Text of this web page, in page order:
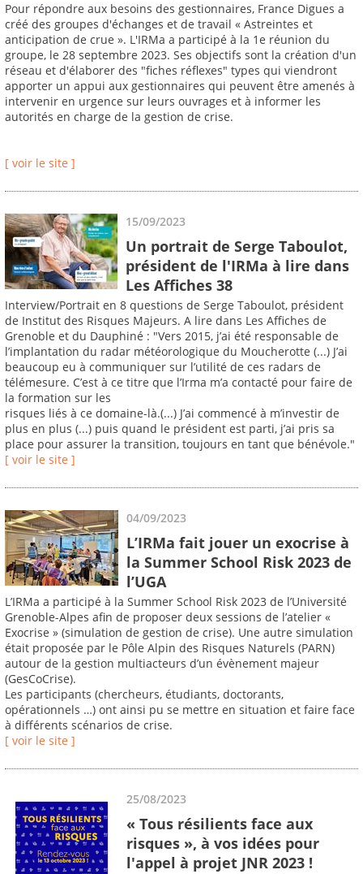
Pour répondre aux besoins des gestionnaires, France Digues a
créé des groupes d'échanges et de travail « Astreintes et
anticipation de crue ». L'IRMa a participé à la 1e réunion du
groupe, le 28 septembre 2023. Ses objectifs sont la création d'un
réseau et d'élaborer des "fiches réflexes" types qui viendront
apporter un appui aux gestionnaires qui peuvent être amenés à
intervenir en urgence sur leurs ouvrages et à informer les
autorités en charge de la gestion de crise.
[ voir le site ]
15/09/2023
Un portrait de Serge Taboulot,
président de l'IRMa à lire dans
Les Affiches 38
Interview/Portrait en 8 questions de Serge Taboulot, président
de Institut des Risques Majeurs. A lire dans Les Affiches de
Grenoble et du Dauphiné : "Vers 2015, j’ai été responsable de
l’implantation du radar météorologique du Moucherotte (...) J’ai
beaucoup eu à communiquer sur l’utilité de ces radars de
télémesure. C’est à ce titre que l’Irma m’a contacté pour faire de
la formation sur les
risques liés à ce domaine-là.(...) J’ai commencé à m’investir de
plus en plus (...) puis quand le président est parti, j’ai pris sa
place pour assurer la transition, toujours en tant que bénévole."
[ voir le site ]
04/09/2023
L’IRMa fait jouer un exocrise à
la Summer School Risk 2023 de
l’UGA
L’IRMa a participé à la Summer School Risk 2023 de l’Université
Grenoble-Alpes afin de proposer deux sessions de l’atelier «
Exocrise » (simulation de gestion de crise). Une autre simulation
était proposée par le Pôle Alpin des Risques Naturels (PARN)
autour de la gestion multiacteurs d’un évènement majeur
(GesCoCrise).
Les participants (chercheurs, étudiants, doctorants,
opérationnels …) ont ainsi pu se mettre en situation et faire face
à différents scénarios de crise.
[ voir le site ]
25/08/2023
« Tous résilients face aux
risques », à vos idées pour
l'appel à projet JNR 2023 !